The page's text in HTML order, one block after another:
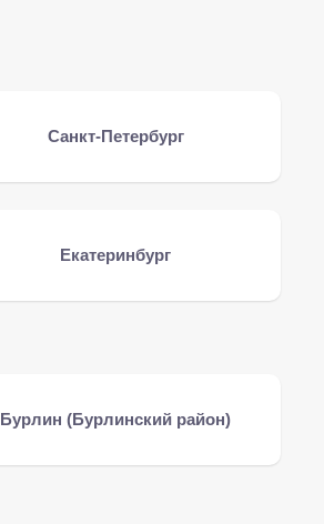
Санкт-Петербург
Екатеринбург
Бурлин (Бурлинский район)